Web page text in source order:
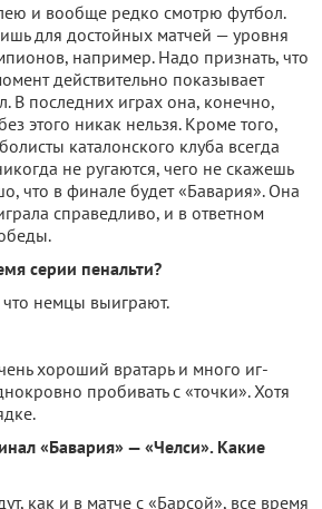
и вообще редко смотрю фут­бол.
для достойных матчей — уровня
например. Надо признать, что
действи­тельно показывает
В последних играх она, конечно,
этого никак нельзя. Кроме того,
каталонского клуба всегда
не ругаются, чего не скажешь
что в финале будет «Бавария». Она
справедливо, и в ответном
се­рии пенальти?
немцы выиграют.
хороший вратарь и много иг­
пробивать с «точки». Хотя
«Бавария» — «Челси». Какие
как и в матче с «Барсой», все время